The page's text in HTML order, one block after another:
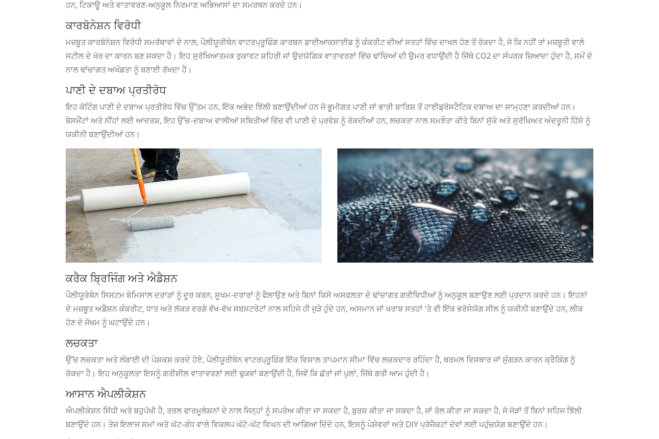
ਹਨ, ਟਿਕਾਊ ਅਤੇ ਵਾਤਾਵਰਣ-ਅਨੁਕੂਲ ਨਿਰਮਾਣ ਅਭਿਆਸਾਂ ਦਾ ਸਮਰਥਨ ਕਰਦੇ ਹਨ।
ਕਾਰਬੋਨੇਸ਼ਨ ਵਿਰੋਧੀ
ਮਜ਼ਬੂਤ ​​ਕਾਰਬੋਨੇਸ਼ਨ ਵਿਰੋਧੀ ਸਮਰੱਥਾਵਾਂ ਦੇ ਨਾਲ, ਪੌਲੀਯੂਰੀਥੇਨ ਵਾਟਰਪ੍ਰੂਫਿੰਗ ਕਾਰਬਨ ਡਾਈਆਕਸਾਈਡ ਨੂੰ ਕੰਕਰੀਟ ਦੀਆਂ ਸਤਹਾਂ ਵਿੱਚ ਦਾਖਲ ਹੋਣ ਤੋਂ ਰੋਕਦਾ ਹੈ, ਜੋ ਕਿ ਨਹੀਂ ਤਾਂ ਮਜ਼ਬੂਤੀ ਵਾਲੇ
ਸਟੀਲ ਦੇ ਖੋਰ ਦਾ ਕਾਰਨ ਬਣ ਸਕਦਾ ਹੈ। ਇਹ ਸੁਰੱਖਿਆਤਮਕ ਰੁਕਾਵਟ ਸ਼ਹਿਰੀ ਜਾਂ ਉਦਯੋਗਿਕ ਵਾਤਾਵਰਣਾਂ ਵਿੱਚ ਢਾਂਚਿਆਂ ਦੀ ਉਮਰ ਵਧਾਉਂਦੀ ਹੈ ਜਿੱਥੇ CO2 ਦਾ ਸੰਪਰਕ ਜ਼ਿਆਦਾ ਹੁੰਦਾ ਹੈ, ਸਮੇਂ ਦੇ
ਨਾਲ ਢਾਂਚਾਗਤ ਅਖੰਡਤਾ ਨੂੰ ਬਣਾਈ ਰੱਖਦਾ ਹੈ।
ਪਾਣੀ ਦੇ ਦਬਾਅ ਪ੍ਰਤੀਰੋਧ
ਇਹ ਕੋਟਿੰਗ ਪਾਣੀ ਦੇ ਦਬਾਅ ਪ੍ਰਤੀਰੋਧ ਵਿੱਚ ਉੱਤਮ ਹਨ, ਇੱਕ ਅਭੇਦ ਝਿੱਲੀ ਬਣਾਉਂਦੀਆਂ ਹਨ ਜੋ ਭੂਮੀਗਤ ਪਾਣੀ ਜਾਂ ਭਾਰੀ ਬਾਰਿਸ਼ ਤੋਂ ਹਾਈਡ੍ਰੋਸਟੈਟਿਕ ਦਬਾਅ ਦਾ ਸਾਮ੍ਹਣਾ ਕਰਦੀਆਂ ਹਨ।
ਬੇਸਮੈਂਟਾਂ ਅਤੇ ਨੀਂਹਾਂ ਲਈ ਆਦਰਸ਼, ਇਹ ਉੱਚ-ਦਬਾਅ ਵਾਲੀਆਂ ਸਥਿਤੀਆਂ ਵਿੱਚ ਵੀ ਪਾਣੀ ਦੇ ਪ੍ਰਵੇਸ਼ ਨੂੰ ਰੋਕਦੀਆਂ ਹਨ, ਲਚਕਤਾ ਨਾਲ ਸਮਝੌਤਾ ਕੀਤੇ ਬਿਨਾਂ ਸੁੱਕੇ ਅਤੇ ਸੁਰੱਖਿਅਤ ਅੰਦਰੂਨੀ ਹਿੱਸੇ ਨੂੰ
ਯਕੀਨੀ ਬਣਾਉਂਦੀਆਂ ਹਨ।
ਕਰੈਕ ਬ੍ਰਿਜਿੰਗ ਅਤੇ ਐਡੈਸ਼ਨ
ਪੌਲੀਯੂਰੇਥੇਨ ਸਿਸਟਮ ਬੇਮਿਸਾਲ ਦਰਾੜਾਂ ਨੂੰ ਦੂਰ ਕਰਨ, ਸੂਖਮ-ਦਰਾਰਾਂ ਨੂੰ ਫੈਲਾਉਣ ਅਤੇ ਬਿਨਾਂ ਕਿਸੇ ਅਸਫਲਤਾ ਦੇ ਢਾਂਚਾਗਤ ਗਤੀਵਿਧੀਆਂ ਨੂੰ ਅਨੁਕੂਲ ਬਣਾਉਣ ਲਈ ਪ੍ਰਦਾਨ ਕਰਦੇ ਹਨ। ਇਹਨਾਂ
ਦੇ ਮਜ਼ਬੂਤ ​​ਅਡੈਸ਼ਨ ਕੰਕਰੀਟ, ਧਾਤ ਅਤੇ ਲੱਕੜ ਵਰਗੇ ਵੱਖ-ਵੱਖ ਸਬਸਟਰੇਟਾਂ ਨਾਲ ਸਹਿਜੇ ਹੀ ਜੁੜੇ ਹੁੰਦੇ ਹਨ, ਅਸਮਾਨ ਜਾਂ ਖਰਾਬ ਸਤਹਾਂ 'ਤੇ ਵੀ ਇੱਕ ਭਰੋਸੇਯੋਗ ਸੀਲ ਨੂੰ ਯਕੀਨੀ ਬਣਾਉਂਦੇ ਹਨ, ਲੀਕ
ਹੋਣ ਦੇ ਜੋਖਮ ਨੂੰ ਘਟਾਉਂਦੇ ਹਨ।
ਲਚਕਤਾ
ਉੱਚ ਲਚਕਤਾ ਅਤੇ ਲੰਬਾਈ ਦੀ ਪੇਸ਼ਕਸ਼ ਕਰਦੇ ਹੋਏ, ਪੌਲੀਯੂਰੀਥੇਨ ਵਾਟਰਪ੍ਰੂਫਿੰਗ ਇੱਕ ਵਿਸ਼ਾਲ ਤਾਪਮਾਨ ਸੀਮਾ ਵਿੱਚ ਲਚਕਦਾਰ ਰਹਿੰਦਾ ਹੈ, ਥਰਮਲ ਵਿਸਥਾਰ ਜਾਂ ਸੁੰਗੜਨ ਕਾਰਨ ਕ੍ਰੈਕਿੰਗ ਨੂੰ
ਰੋਕਦਾ ਹੈ। ਇਹ ਅਨੁਕੂਲਤਾ ਇਸਨੂੰ ਗਤੀਸ਼ੀਲ ਵਾਤਾਵਰਣਾਂ ਲਈ ਢੁਕਵਾਂ ਬਣਾਉਂਦੀ ਹੈ, ਜਿਵੇਂ ਕਿ ਛੱਤਾਂ ਜਾਂ ਪੁਲਾਂ, ਜਿੱਥੇ ਗਤੀ ਆਮ ਹੁੰਦੀ ਹੈ।
ਆਸਾਨ ਐਪਲੀਕੇਸ਼ਨ
ਐਪਲੀਕੇਸ਼ਨ ਸਿੱਧੀ ਅਤੇ ਬਹੁਪੱਖੀ ਹੈ, ਤਰਲ ਫਾਰਮੂਲੇਸ਼ਨਾਂ ਦੇ ਨਾਲ ਜਿਨ੍ਹਾਂ ਨੂੰ ਸਪਰੇਅ ਕੀਤਾ ਜਾ ਸਕਦਾ ਹੈ, ਬੁਰਸ਼ ਕੀਤਾ ਜਾ ਸਕਦਾ ਹੈ, ਜਾਂ ਰੋਲ ਕੀਤਾ ਜਾ ਸਕਦਾ ਹੈ, ਜੋ ਜੋੜਾਂ ਤੋਂ ਬਿਨਾਂ ਸਹਿਜ ਝਿੱਲੀ
ਬਣਾਉਂਦੇ ਹਨ। ਤੇਜ਼ ਇਲਾਜ ਸਮਾਂ ਅਤੇ ਘੱਟ-ਗੰਧ ਵਾਲੇ ਵਿਕਲਪ ਘੱਟੋ-ਘੱਟ ਵਿਘਨ ਦੀ ਆਗਿਆ ਦਿੰਦੇ ਹਨ, ਇਸਨੂੰ ਪੇਸ਼ੇਵਰਾਂ ਅਤੇ DIY ਪ੍ਰੋਜੈਕਟਾਂ ਦੋਵਾਂ ਲਈ ਪਹੁੰਚਯੋਗ ਬਣਾਉਂਦੇ ਹਨ।
Cebuano
Czech
Lower Sorbian
Icelandic
Chinese
Spanish (Argentina)
Thai
Hebrew
Norwegian
Bengali
Vietnamese
Croatian
Lithuanian
Swahili
Amharic